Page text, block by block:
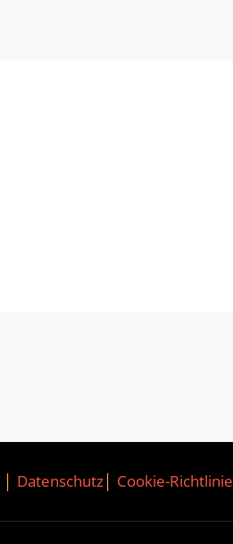
Datenschutz Cookie-Richtlinie